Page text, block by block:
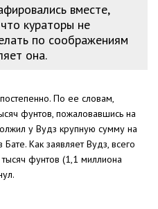
вместе,
кураторы не
по соображениям
она.
По ее словам,
фунтов, пожаловавшись на
у Вудз крупную сумму на
Как заявляет Вудз, всего
фунтов (1,1 миллиона